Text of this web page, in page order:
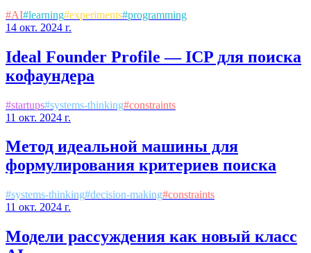
#AI#learning#experiments#programming
14 окт. 2024 г.
Ideal Founder Profile — ICP для поиска
кофаундера
#startups#systems-thinking#constraints
11 окт. 2024 г.
Метод идеальной машины для
формулирования критериев поиска
#systems-thinking#decision-making#constraints
11 окт. 2024 г.
Модели рассуждения как новый класс